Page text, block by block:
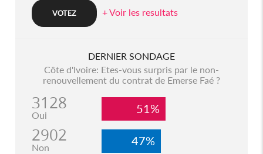
+ Voir les resultats
DERNIER SONDAGE
Côte d'Ivoire: Etes-vous surpris par le non-
renouvellement du contrat de Emerse Faé ?
3128
Oui 51%
2902
Non 47%